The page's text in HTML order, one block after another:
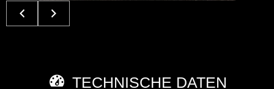
TECHNISCHE DATEN